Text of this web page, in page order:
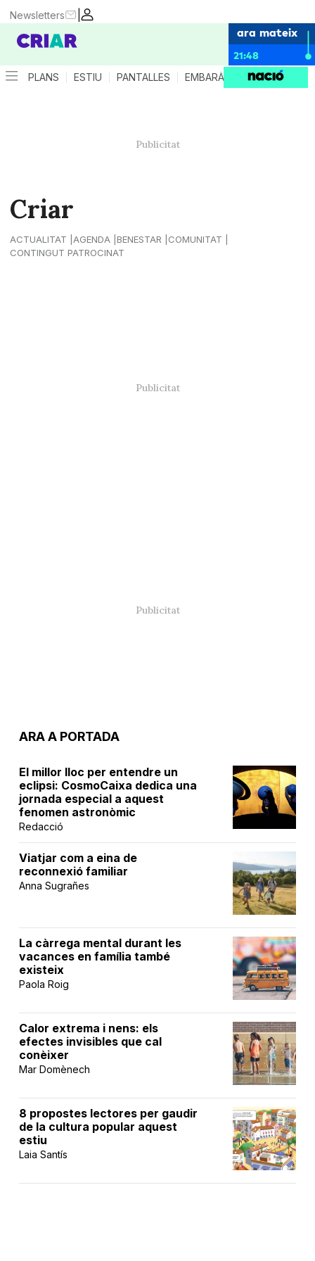
|
Newsletters
ara mateix
21:48
PLANS ESTIU PANTALLES EMBARÀS CRIANÇA
Criar
ACTUALITAT AGENDA BENESTAR
COMUNITAT
CONTINGUT PATROCINAT
ARA A PORTADA
El millor lloc per entendre un
eclipsi: CosmoCaixa dedica una
jornada especial a aquest
fenomen astronòmic
Redacció
Viatjar com a eina de
reconnexió familiar
Anna Sugrañes
La càrrega mental durant les
vacances en família també
existeix
Paola Roig
Calor extrema i nens: els
efectes invisibles que cal
conèixer
Mar Domènech
8 propostes lectores per gaudir
de la cultura popular aquest
estiu
Laia Santís